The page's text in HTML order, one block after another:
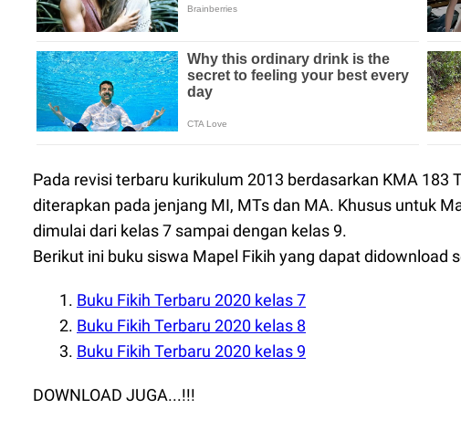
Pada revisi terbaru kurikulum 2013 berdasarkan KMA 183
diterapkan pada jenjang MI, MTs dan MA. Khusus untuk
dimulai dari kelas 7 sampai dengan kelas 9.
Berikut ini buku siswa Mapel Fikih yang dapat didownload
Buku Fikih Terbaru 2020 kelas 7
Buku Fikih Terbaru 2020 kelas 8
Buku Fikih Terbaru 2020 kelas 9
DOWNLOAD JUGA...!!!